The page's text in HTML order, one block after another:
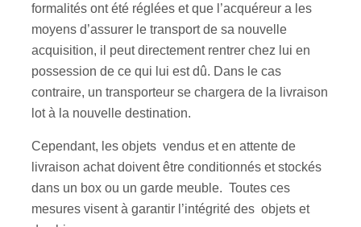
formalités ont été réglées et que l’acquéreur a les
moyens d’assurer le transport de sa nouvelle
acquisition, il peut directement rentrer chez lui en
possession de ce qui lui est dû. Dans le cas
contraire, un transporteur se chargera de la livraison
lot à la nouvelle destination.
Cependant, les objets vendus et en attente de
livraison achat doivent être conditionnés et stockés
dans un box ou un garde meuble. Toutes ces
mesures visent à garantir l’intégrité des objets et